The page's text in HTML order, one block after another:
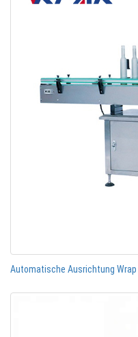
Automatische Ausrichtung